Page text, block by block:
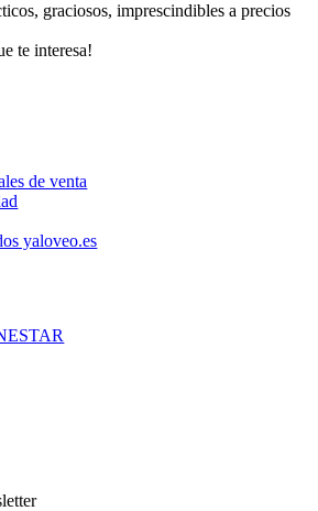
graciosos, imprescindibles a precios
te interesa!
de venta
yaloveo.es